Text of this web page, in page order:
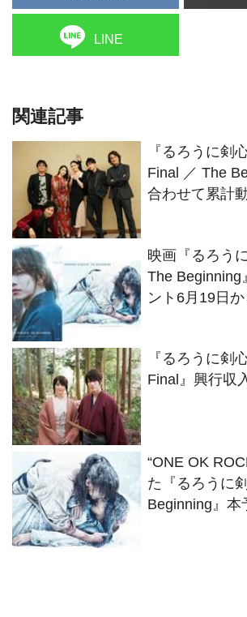
LINE
関連記事
『るろうに剣
Final ／ The
合わせて累計
映画『るろう
The Beginning
ント6月19日
『るろうに剣
Final』興行収
“ONE OK
た『るろうに
Beginning』本